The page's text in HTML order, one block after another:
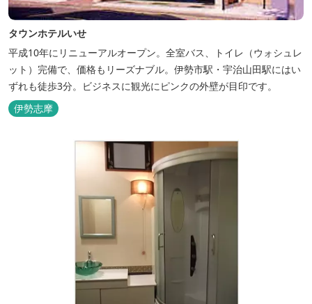
タウンホテルいせ
平成10年にリニューアルオープン。全室バス、トイレ（ウォシュレ
ット）完備で、価格もリーズナブル。伊勢市駅・宇治山田駅にはい
ずれも徒歩3分。ビジネスに観光にピンクの外壁が目印です。
伊勢志摩